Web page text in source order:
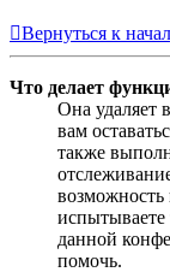
Вернуться к
Что делает
Она удаляет
вам
также
испытываете
данной
помочь.